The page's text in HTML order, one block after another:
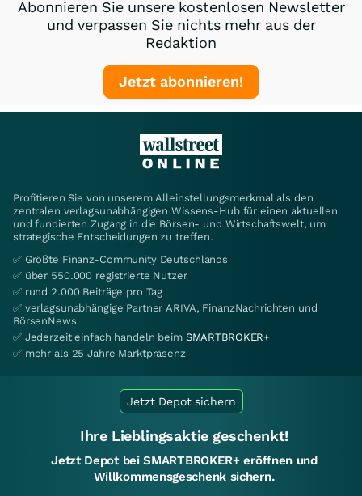
Abonnieren Sie unsere kostenlosen Newsletter
und verpassen Sie nichts mehr aus der
Redaktion
Jetzt abonnieren!
Profitieren Sie von unserem Alleinstellungsmerkmal als den
zentralen verlagsunabhängigen Wissens-Hub für einen aktuellen
und fundierten Zugang in die Börsen- und Wirtschaftswelt, um
strategische Entscheidungen zu treffen.
✅ Größte Finanz-Community Deutschlands
✅ über 550.000 registrierte Nutzer
✅ rund 2.000 Beiträge pro Tag
✅ verlagsunabhängige Partner ARIVA, FinanzNachrichten und
BörsenNews
✅ Jederzeit einfach handeln beim SMARTBROKER+
✅ mehr als 25 Jahre Marktpräsenz
Jetzt Depot sichern
Ihre Lieblingsaktie geschenkt!
Jetzt Depot bei SMARTBROKER+ eröffnen und
Willkommensgeschenk sichern.